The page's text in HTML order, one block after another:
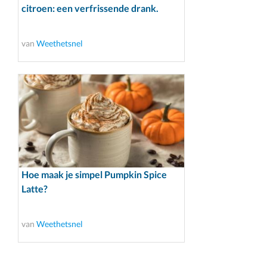
citroen: een verfrissende drank.
van Weethetsnel
Hoe maak je simpel Pumpkin Spice
Latte?
van Weethetsnel